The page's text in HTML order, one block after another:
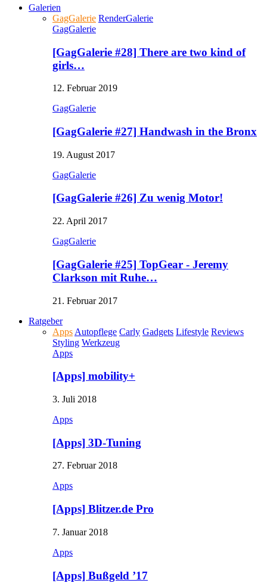
Galerien
GagGalerie RenderGalerie
GagGalerie
[GagGalerie #28] There are two kind of
girls…
12. Februar 2019
GagGalerie
[GagGalerie #27] Handwash in the Bronx
19. August 2017
GagGalerie
[GagGalerie #26] Zu wenig Motor!
22. April 2017
GagGalerie
[GagGalerie #25] TopGear - Jeremy
Clarkson mit Ruhe…
21. Februar 2017
Ratgeber
Apps Autopflege Carly Gadgets Lifestyle Reviews
Styling Werkzeug
Apps
[Apps] mobility+
3. Juli 2018
Apps
[Apps] 3D-Tuning
27. Februar 2018
Apps
[Apps] Blitzer.de Pro
7. Januar 2018
Apps
[Apps] Bußgeld ’17